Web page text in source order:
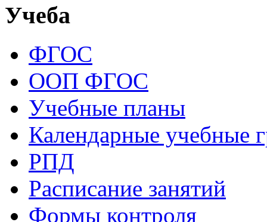
Учеба
ФГОС
ООП ФГОС
Учебные планы
Календарные учебные
РПД
Расписание занятий
Формы контроля